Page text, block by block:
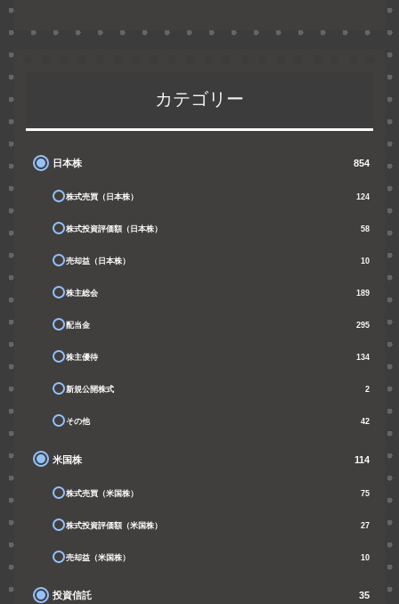
カテゴリー
日本株 854
株式売買（日本株） 124
株式投資評価額（日本株） 58
売却益（日本株） 10
株主総会 189
配当金 295
株主優待 134
新規公開株式 2
その他 42
米国株 114
株式売買（米国株） 75
株式投資評価額（米国株） 27
売却益（米国株） 10
投資信託 35